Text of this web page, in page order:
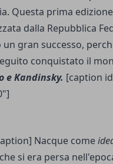
Questa prima
dalla Repubblica
un gran successo,
conquistato il
e Kandinsky. [caption
Nacque come
si era persa